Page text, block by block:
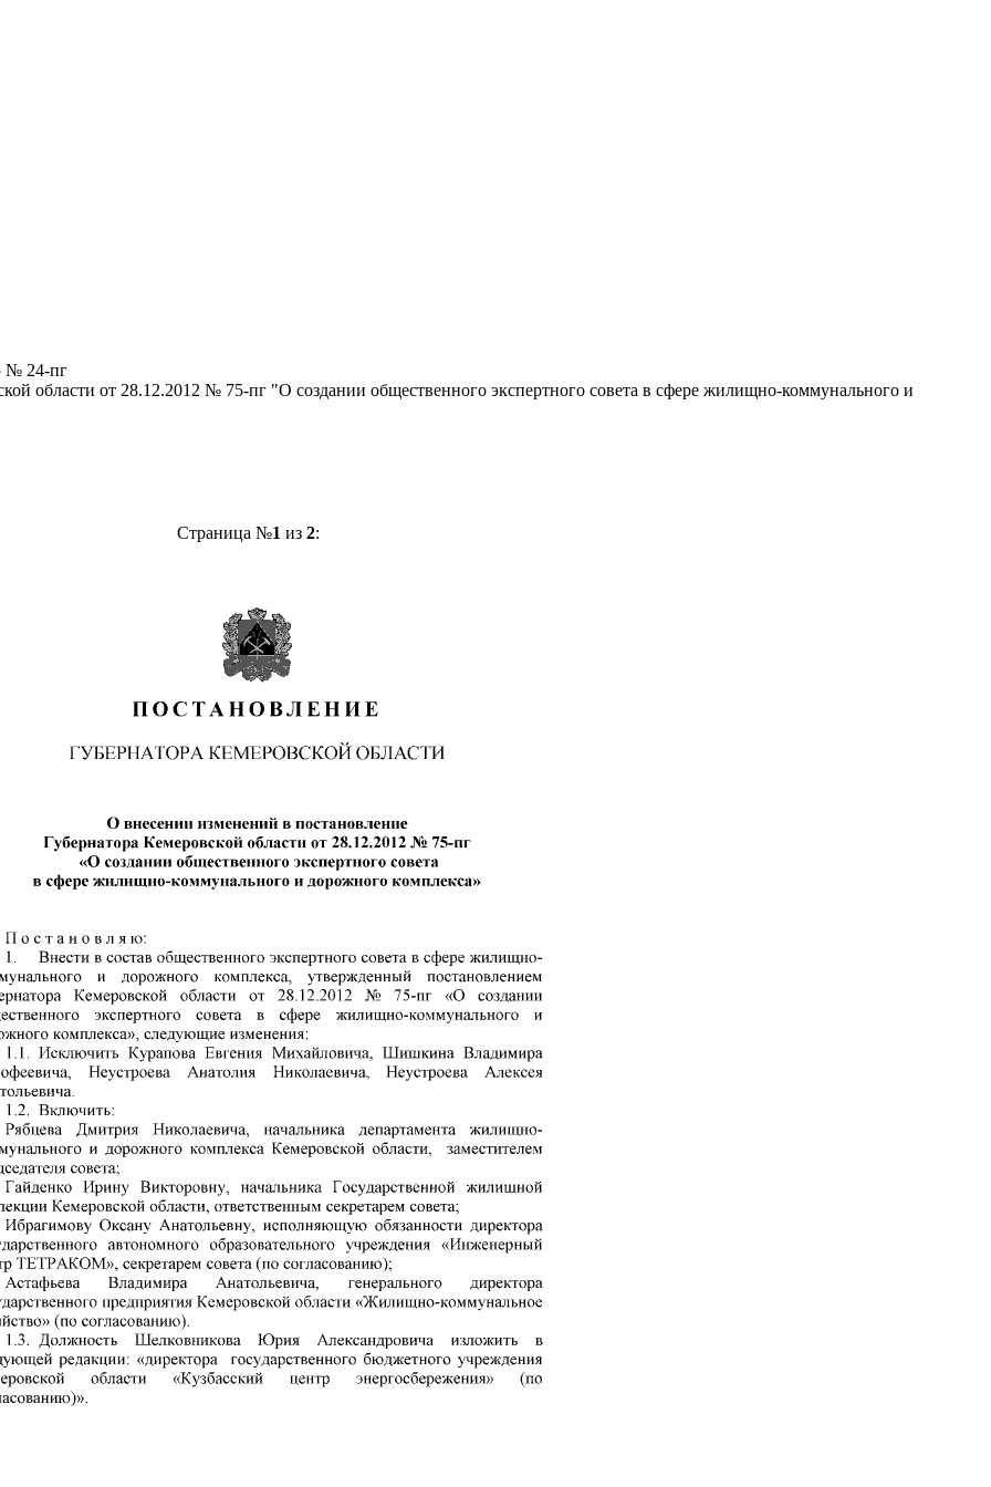
№ 24-пг
области от 28.12.2012 № 75-пг "О создании общественного экспертного совета в сфере жилищно-коммунального и
Страница №1 из 2: